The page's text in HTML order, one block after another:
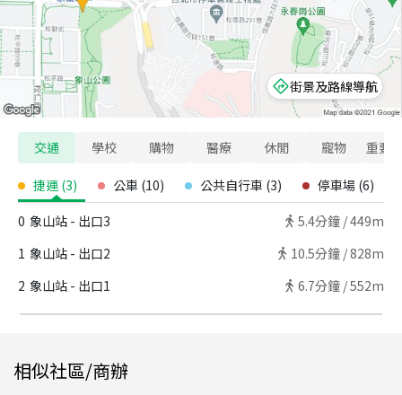
街景及路線導航
交通 學校 購物 醫療 休閒 寵物 重要
捷運 (3) 公車 (10) 公共自行車 (3) 停車場 (6)
0 象山站 - 出口3 5.4分鐘 /449m
1 象山站 - 出口2 10.5分鐘 /828m
2 象山站 - 出口1 6.7分鐘 /552m
相似社區/商辦